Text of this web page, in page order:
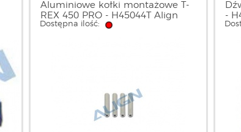
Aluminiowe kołki montażowe T-
REX 450 PRO - H45044T Align
Dostępna ilość:
-